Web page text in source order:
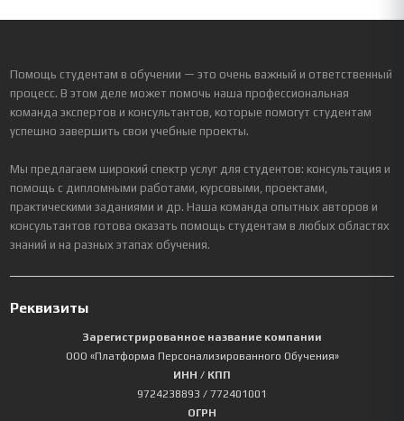
Помощь студентам в обучении — это очень важный и ответственный
процесс. В этом деле может помочь наша профессиональная
команда экспертов и консультантов, которые помогут студентам
успешно завершить свои учебные проекты.
Мы предлагаем широкий спектр услуг для студентов: консультация и
помощь с дипломными работами, курсовыми, проектами,
практическими заданиями и др. Наша команда опытных авторов и
консультантов готова оказать помощь студентам в любых областях
знаний и на разных этапах обучения.
Реквизиты
Зарегистрированное название компании
ООО «Платформа Персонализированного Обучения»
ИНН / КПП
9724238893 / 772401001
ОГРН